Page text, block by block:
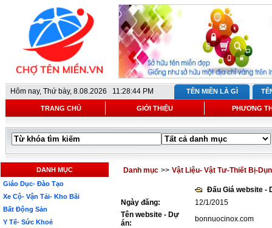
Hôm nay, Thứ bày, 8.08.2026 11:28:44 PM TÊN MIỀN LÀ GÌ
TRANG CHỦ GIỚI THIỆU PHƯƠNG
DANH MỤC
Giáo Dục- Đào Tạo
Xe Cộ- Vận Tải- Kho Bãi
Bất Động Sản
Y Tế- Sức Khoẻ
Danh mục >> Vật Liệu- Vật Tư-Thiết Bị-
Đấu Giá website -
Ngày đăng:
12/1/2015
Tên website - Dự
án:
bonnuocinox.com